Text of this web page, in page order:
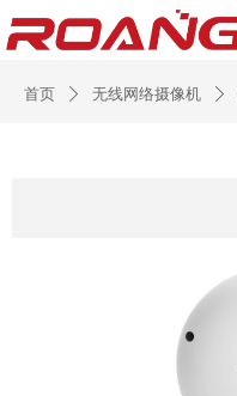
首页 ꄲ 无线网络摄像机 ꄲ